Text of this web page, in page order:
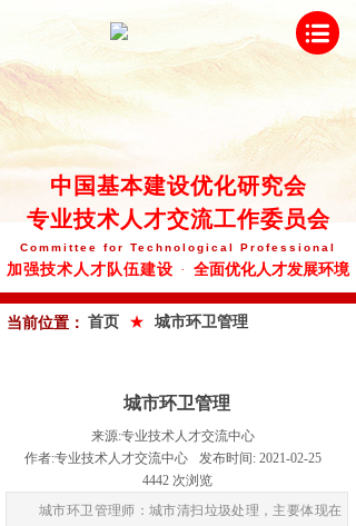
加强技术人才队伍建设 · 全面优化人才发展环境
Committee for Technological Professional
中 国基本建设优化研究会
专业技术人才交流工作委员会
当前位置： 首页 ★ 城市环卫管理
城市环卫管理
来源:专业技术人才交流中心
作者:专业技术人才交流中心 发布时间: 2021-02-25
4442 次浏览
城市环卫管理师：城市清扫垃圾处理，主要体现在